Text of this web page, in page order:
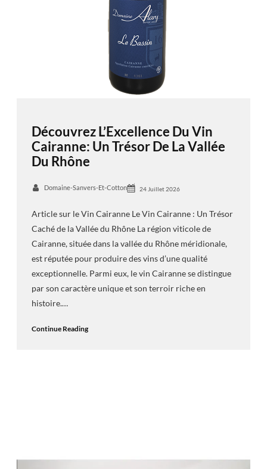
Découvrez L’Excellence Du Vin
Cairanne: Un Trésor De La Vallée
Du Rhône
Domaine-Sanvers-Et-Cotton 24 Juillet 2026
Article sur le Vin Cairanne Le Vin Cairanne : Un Trésor
Caché de la Vallée du Rhône La région viticole de
Cairanne, située dans la vallée du Rhône méridionale,
est réputée pour produire des vins d’une qualité
exceptionnelle. Parmi eux, le vin Cairanne se distingue
par son caractère unique et son terroir riche en
histoire.…
Continue Reading